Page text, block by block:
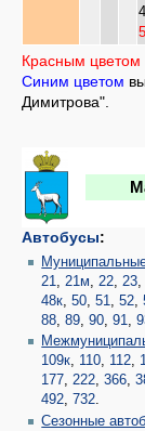
Красным цветом
Синим цветом
Димитрова".
Автобусы:
21,21м,22,23
48к,50,51,52,
88,89,90,91,
109к, 110, 112,
177,222,366,
492, 732.
Сезонные